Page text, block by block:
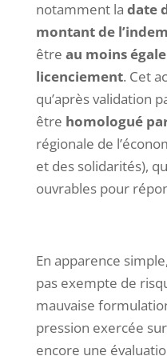
notamment la date
montant de
être au moins
licenciement. Cet
qu’après validation
être homologué par
régionale de
et des solidarités),
ouvrables pour
En apparence
pas exempte de
mauvaise
pression exercée
encore une